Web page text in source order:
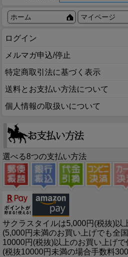
ホーム マイページ
ログイン
メルマガ申込/停止
特定商取引法に基づく表示
送料とお支払い方法について
個人情報の取扱いについて
選べる8つの支払い方法
サクラスタイルは5,000円(税抜)以
(5,000円未満のお買い上げでも全
10000円(税抜)以上のお買い上げで
(税抜10000円未満の場合手数料